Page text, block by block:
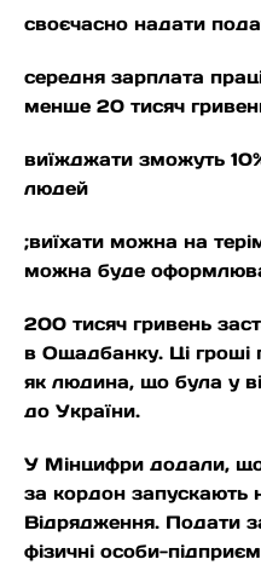
своєчасно надати
середня зарплата
менше 20 тисяч
виїжджати зможуть
людей
;виїхати можна на
можна буде
200 тисяч гривень
в Ощадбанку. Ці гроші
як людина, що була у
до України.
У Мінцифри додали, що
за кордон запускають
Відрядження. Подати
фізичні особи-